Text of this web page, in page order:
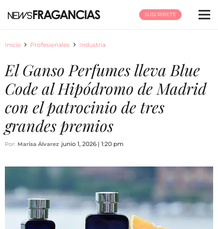
SUSCRÍBETE
Inicio Profesionales Industria
El Ganso Perfumes lleva Blue
Code al Hipódromo de Madrid
con el patrocinio de tres
grandes premios
Por: Marisa Álvarez junio 1, 2026 | 1:20 pm